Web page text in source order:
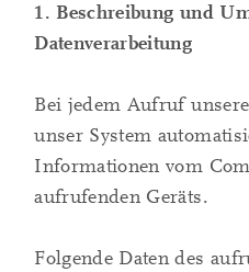
1. Beschreibung und
Datenverarbeitung
Bei jedem Aufruf
unser System
Informationen vom
aufrufenden Geräts.
Folgende Daten des